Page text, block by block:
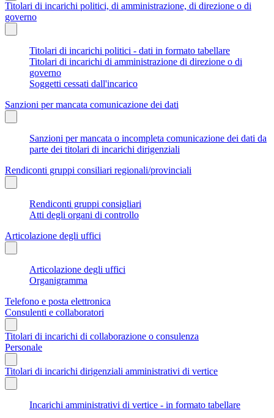
Titolari di incarichi politici, di amministrazione, di direzione o di
governo
Titolari di incarichi politici - dati in formato tabellare
Titolari di incarichi di amministrazione di direzione o di
governo
Soggetti cessati dall'incarico
Sanzioni per mancata comunicazione dei dati
Sanzioni per mancata o incompleta comunicazione dei dati da
parte dei titolari di incarichi dirigenziali
Rendiconti gruppi consiliari regionali/provinciali
Rendiconti gruppi consigliari
Atti degli organi di controllo
Articolazione degli uffici
Articolazione degli uffici
Organigramma
Telefono e posta elettronica
Consulenti e collaboratori
Titolari di incarichi di collaborazione o consulenza
Personale
Titolari di incarichi dirigenziali amministrativi di vertice
Incarichi amministrativi di vertice - in formato tabellare